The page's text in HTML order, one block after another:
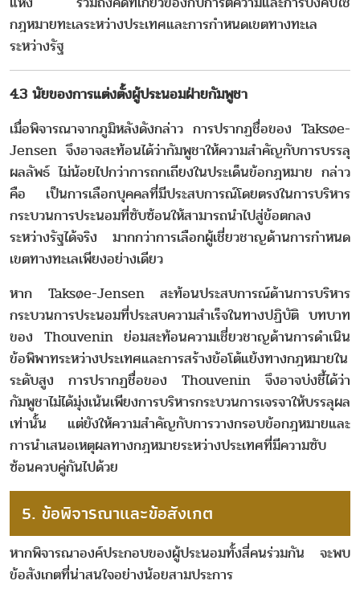
กฎหมายทะเลระหว่างประเทศและการกำหนดเขตทางทะเล
ระหว่างรัฐ
4.3 นัยของการแต่งตั้งผู้ประนอมฝ่ายกัมพูชา
เมื่อพิจารณาจากภูมิหลังดังกล่าว การปรากฏชื่อของ Taksøe-
Jensen จึงอาจสะท้อนได้ว่ากัมพูชาให้ความสำคัญกับการบรรลุ
ผลลัพธ์ ไม่น้อยไปกว่าการถกเถียงในประเด็นข้อกฎหมาย กล่าว
คือ เป็นการเลือกบุคคลที่มีประสบการณ์โดยตรงในการบริหาร
กระบวนการประนอมที่ซับซ้อนให้สามารถนำไปสู่ข้อตกลง
ระหว่างรัฐได้จริง มากกว่าการเลือกผู้เชี่ยวชาญด้านการกำหนด
เขตทางทะเลเพียงอย่างเดียว
หาก Taksøe-Jensen สะท้อนประสบการณ์ด้านการบริหาร
กระบวนการประนอมที่ประสบความสำเร็จในทางปฏิบัติ บทบาท
ของ Thouvenin ย่อมสะท้อนความเชี่ยวชาญด้านการดำเนิน
ข้อพิพาทระหว่างประเทศและการสร้างข้อโต้แย้งทางกฎหมายใน
ระดับสูง การปรากฏชื่อของ Thouvenin จึงอาจบ่งชี้ได้ว่า
กัมพูชาไม่ได้มุ่งเน้นเพียงการบริหารกระบวนการเจรจาให้บรรลุผล
เท่านั้น แต่ยังให้ความสำคัญกับการวางกรอบข้อกฎหมายและ
การนำเสนอเหตุผลทางกฎหมายระหว่างประเทศที่มีความซับ
ซ้อนควบคู่กันไปด้วย
5. ข้อพิจารณาและข้อสังเกต
หากพิจารณาองค์ประกอบของผู้ประนอมทั้งสี่คนร่วมกัน จะพบ
ข้อสังเกตที่น่าสนใจอย่างน้อยสามประการ